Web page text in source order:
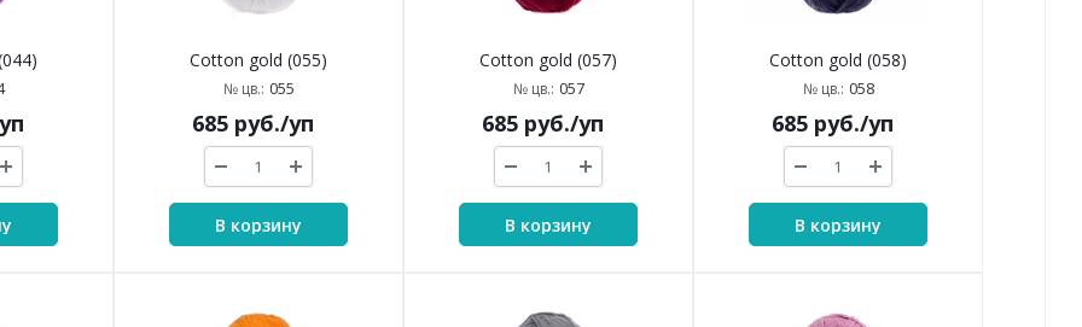
Cotton gold (055)
№ цв.: 055
685руб./уп
В корзину
Cotton gold (057)
№ цв.: 057
685руб./уп
В корзину
Cotton gold (058)
№ цв.: 058
685руб./уп
В корзину